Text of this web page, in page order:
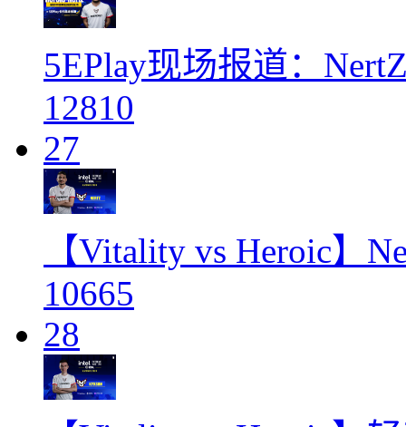
5EPlay现场报道：
12810
27
【Vitality vs Heroic】
10665
28